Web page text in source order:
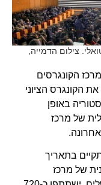
צילום הדמייה,
הקונגרסים
הקונגרס הציוני
באופן
של מרכז
בתאריך
של מרכז